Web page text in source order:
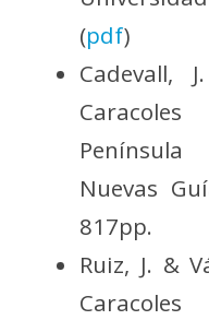
(pdf)
Cadevall,
Nuevas
817pp.
Ruiz, J. &